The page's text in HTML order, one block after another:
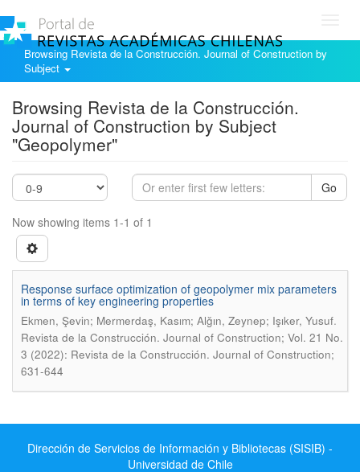
Browsing Revista de la Construcción. Journal of Construction by
Subject
Browsing Revista de la Construcción.
Journal of Construction by Subject
"Geopolymer"
Go
Now showing items 1-1 of 1
Response surface optimization of geopolymer mix parameters
in terms of key engineering properties
Ekmen, Şevin; Mermerdaş, Kasım; Alğın, Zeynep; Işıker, Yusuf.
Revista de la Construcción. Journal of Construction; Vol. 21 No.
3 (2022): Revista de la Construcción. Journal of Construction;
631-644
Dirección de Servicios de Información y Bibliotecas (SISIB) -
Universidad de Chile